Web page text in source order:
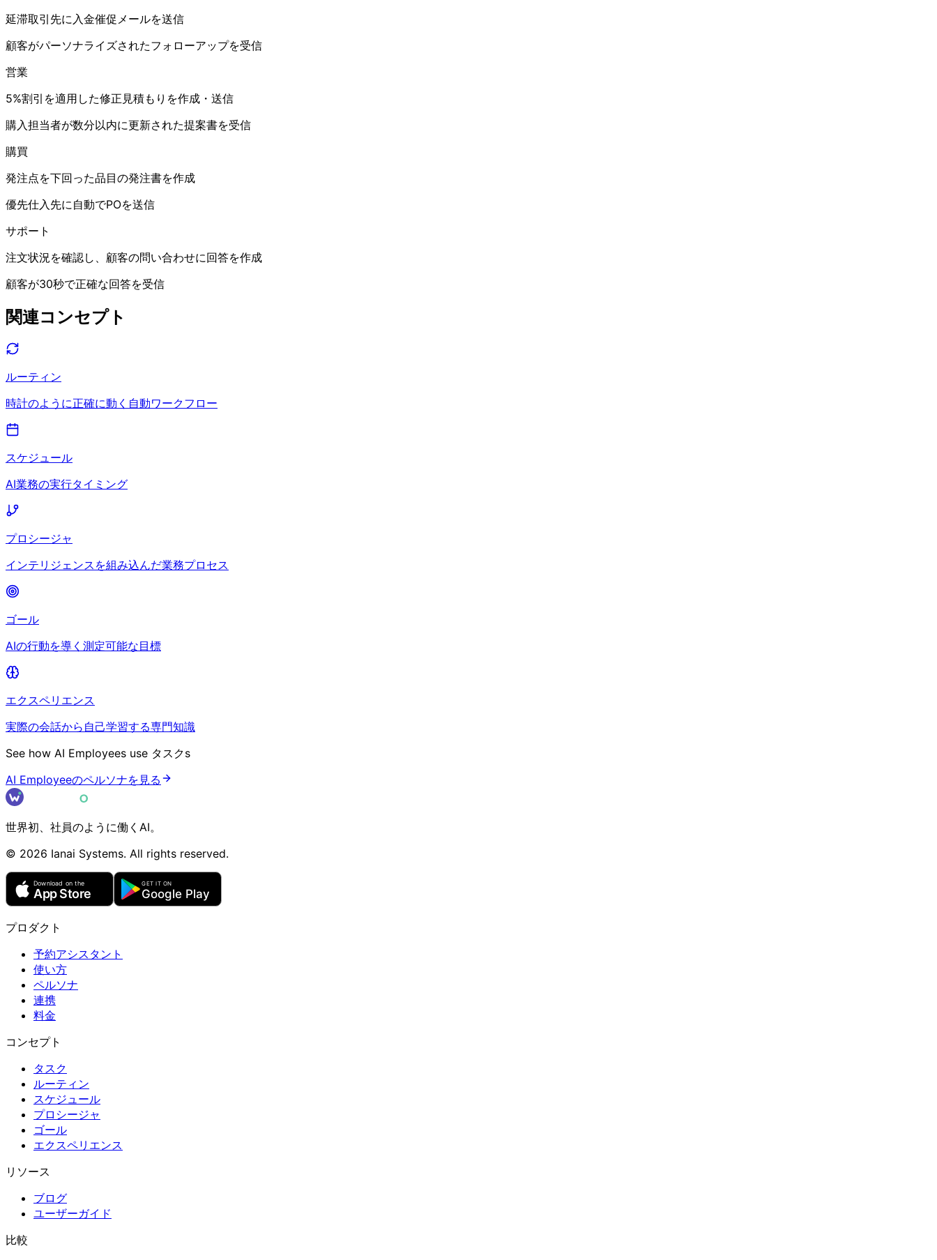
延滞取引先に入金催促メールを送信
顧客がパーソナライズされたフォローアップを受信
営業
5%割引を適用した修正見積もりを作成・送信
購入担当者が数分以内に更新された提案書を受信
購買
発注点を下回った品目の発注書を作成
優先仕入先に自動でPOを送信
サポート
注文状況を確認し、顧客の問い合わせに回答を作成
顧客が30秒で正確な回答を受信
関連コンセプト
ルーティン
時計のように正確に動く自動ワークフロー
スケジュール
AI業務の実行タイミング
プロシージャ
インテリジェンスを組み込んだ業務プロセス
ゴール
AIの行動を導く測定可能な目標
エクスペリエンス
実際の会話から自己学習する専門知識
See how AI Employees use タスクs
AI Employeeのペルソナを見る
世界初、社員のように働くAI。
© 2026 Ianai Systems. All rights reserved.
プロダクト
予約アシスタント
使い方
ペルソナ
連携
料金
コンセプト
タスク
ルーティン
スケジュール
プロシージャ
ゴール
エクスペリエンス
リソース
ブログ
ユーザーガイド
比較